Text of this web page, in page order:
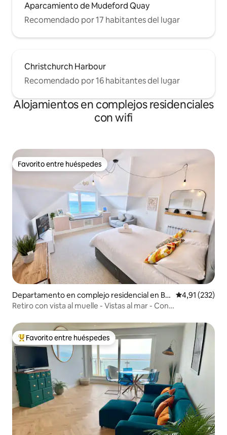
Aparcamiento de Mudeford Quay
Recomendado por 17 habitantes del lugar
Christchurch Harbour
Recomendado por 16 habitantes del lugar
Alojamientos en complejos residenciales
con wifi
Favorito entre huéspedes
Favorito entre huéspedes
Departamento en complejo residencial en Bo
scombe West
Calificación
4,91 (232)
Retiro con vista al muelle - Vistas al mar - Con
Favorito entre los huéspedes más destacados
Favorito entre huéspedes